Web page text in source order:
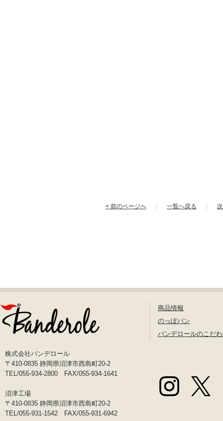
< 前のページへ 一覧へ戻る
株式会社バンデロール
〒410-0835 静岡県沼津市西島町20-2
TEL/055-934-2800 FAX/055-934-1641
沼津工場
〒410-0835 静岡県沼津市西島町20-2
TEL/055-931-1542 FAX/055-931-6942
商品情報
のっぽパン
バンデロールのこだ